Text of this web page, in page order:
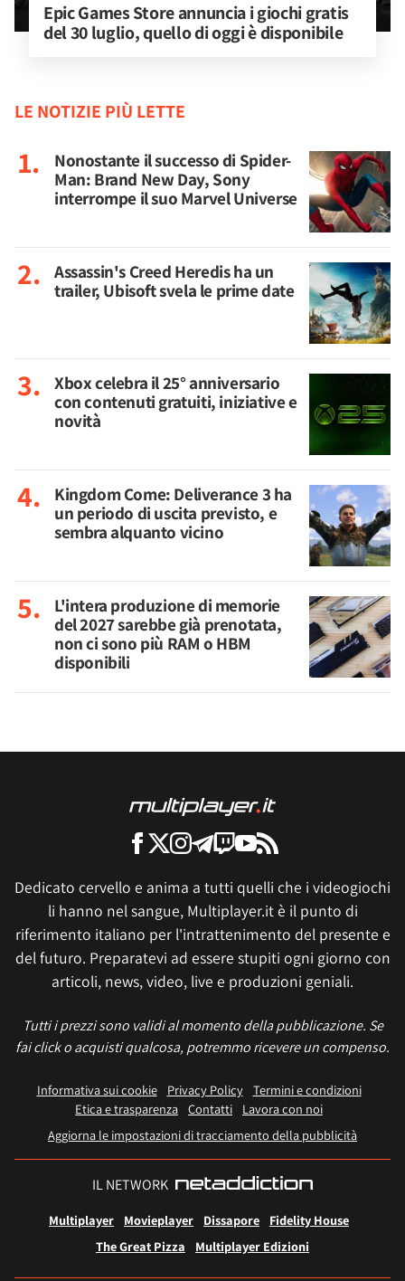
Epic Games Store annuncia i giochi gratis
del 30 luglio, quello di oggi è disponibile
LE NOTIZIE PIÙ LETTE
Nonostante il successo di Spider-
Man: Brand New Day, Sony
interrompe il suo Marvel Universe
Assassin's Creed Heredis ha un
trailer, Ubisoft svela le prime date
Xbox celebra il 25° anniversario
con contenuti gratuiti, iniziative e
novità
Kingdom Come: Deliverance 3 ha
un periodo di uscita previsto, e
sembra alquanto vicino
L'intera produzione di memorie
del 2027 sarebbe già prenotata,
non ci sono più RAM o HBM
disponibili
Dedicato cervello e anima a tutti quelli che i videogiochi
li hanno nel sangue, Multiplayer.it è il punto di
riferimento italiano per l'intrattenimento del presente e
del futuro. Preparatevi ad essere stupiti ogni giorno con
articoli, news, video, live e produzioni geniali.
Tutti i prezzi sono validi al momento della pubblicazione. Se
fai click o acquisti qualcosa, potremmo ricevere un compenso.
Informativa sui cookie Privacy Policy
Termini e condizioni
Etica e trasparenza Contatti
Lavora con noi
Aggiorna le impostazioni di tracciamento della pubblicità
IL NETWORK
Multiplayer Movieplayer Dissapore
Fidelity House
The Great Pizza
Multiplayer Edizioni